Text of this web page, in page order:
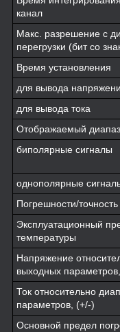
канал
Макс. разрешение с
перегрузки (бит со
Время установления
для вывода
для вывода тока
Отображаемый
биполярные сигналы
однополярные
Погрешности/точность
Эксплуатационный
температуры
Напряжение
выходных
Ток относительно
параметров, (+/-)
Основной предел